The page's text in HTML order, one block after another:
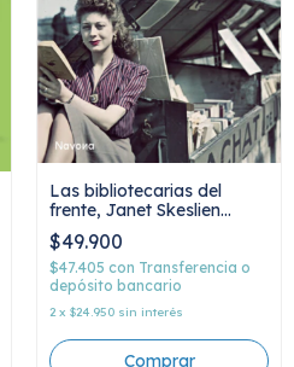
Las bibliotecarias del
frente, Janet Skeslien
Charles
$49.900
$47.405 con Transferencia o
depósito bancario
2 x $24.950 sin interés